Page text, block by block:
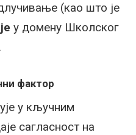
(као што јe
у домену Школског
фактор
у кључним
сагласност на